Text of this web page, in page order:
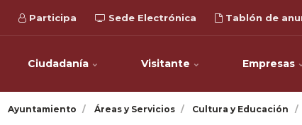
Participa Sede Electrónica Tablón de
Ciudadanía Visitante Empresas
Ayuntamiento Áreas y Servicios Cultura y Educación